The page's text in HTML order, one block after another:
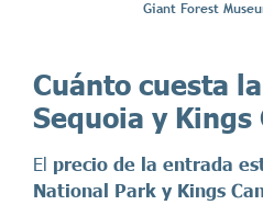
Giant Forest
Cuánto cuesta
Sequoia y Kings
El precio de la entrada
National Park y Kings